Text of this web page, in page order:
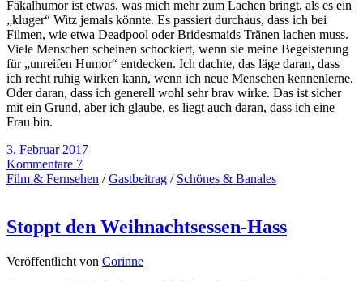
Fäkalhumor ist etwas, was mich mehr zum Lachen bringt, als es ein
„kluger“ Witz jemals könnte. Es passiert durchaus, dass ich bei
Filmen, wie etwa Deadpool oder Bridesmaids Tränen lachen muss.
Viele Menschen scheinen schockiert, wenn sie meine Begeisterung
für „unreifen Humor“ entdecken. Ich dachte, das läge daran, dass
ich recht ruhig wirken kann, wenn ich neue Menschen kennenlerne.
Oder daran, dass ich generell wohl sehr brav wirke. Das ist sicher
mit ein Grund, aber ich glaube, es liegt auch daran, dass ich eine
Frau bin.
3. Februar 2017
Kommentare 7
Film & Fernsehen /Gastbeitrag / Schönes & Banales
Stoppt den Weihnachtsessen-Hass
Veröffentlicht von Corinne